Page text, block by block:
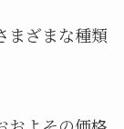
まざまな種類